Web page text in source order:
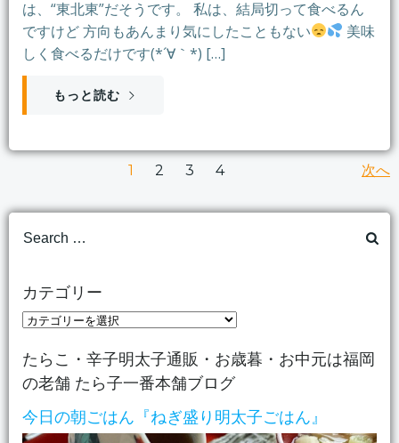
は、“東北東”だそうです。 私は、結局切って食べるん
ですけど 方向もあんまり気にしたこともない
美味
しく食べるだけです(*´∀｀*) […]
もっと読む
navigation
Page
1 Page
2 Page
3 Page
4 次へ
Search
for:
カテゴリー
カ
ゴ
リ
ー
たらこ・辛子明太子通販・お歳暮・お中元は福岡
の老舗 たら子一番本舗ブログ
今日の朝ごはん『ねぎ盛り明太子ごはん』